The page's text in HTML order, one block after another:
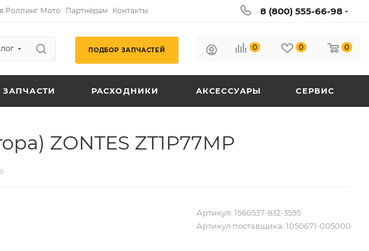
Роллинг Мото Партнёрам Контакты 8 (800) 555-66-98
ПОДБОР ЗАПЧАСТЕЙ 0 0 0
ЗАПЧАСТИ РАСХОДНИКИ АКСЕССУАРЫ СЕРВИС
ZONTES ZT1P77MP
Артикул: 1560537-832-3595
Артикул поставщика: 1050671-005000